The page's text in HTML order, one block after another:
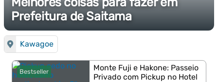
Prefeitura de Saitama
Kawagoe
Bestseller
Monte Fuji e Hakone: Passeio
Privado com Pickup no Hotel